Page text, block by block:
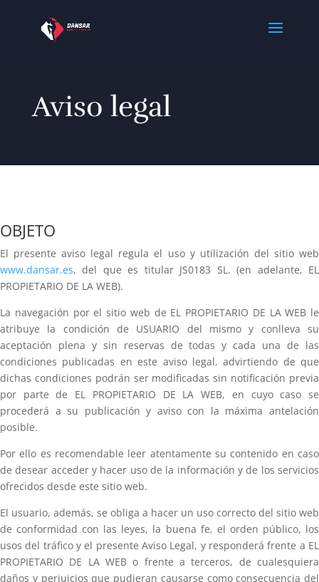
Aviso legal
OBJETO
El presente aviso legal regula el uso y utilización del sitio web
www.dansar.es, del que es titular JS0183 SL. (en adelante, EL
PROPIETARIO DE LA WEB).
La navegación por el sitio web de EL PROPIETARIO DE LA WEB le
atribuye la condición de USUARIO del mismo y conlleva su
aceptación plena y sin reservas de todas y cada una de las
condiciones publicadas en este aviso legal, advirtiendo de que
dichas condiciones podrán ser modificadas sin notificación previa
por parte de EL PROPIETARIO DE LA WEB, en cuyo caso se
procederá a su publicación y aviso con la máxima antelación
posible.
Por ello es recomendable leer atentamente su contenido en caso
de desear acceder y hacer uso de la información y de los servicios
ofrecidos desde este sitio web.
El usuario, además, se obliga a hacer un uso correcto del sitio web
de conformidad con las leyes, la buena fe, el orden público, los
usos del tráfico y el presente Aviso Legal, y responderá frente a EL
PROPIETARIO DE LA WEB o frente a terceros, de cualesquiera
daños y perjuicios que pudieran causarse como consecuencia del